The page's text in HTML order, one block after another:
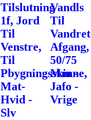
Tilslutning
1f, Jord
Til
Venstre,
Til
Pbygningsskinne,
Mat-
Hvid -
Slv
Vandls
Til
Vandret
Afgang,
50/75
Mm -
Jafo -
Vrige